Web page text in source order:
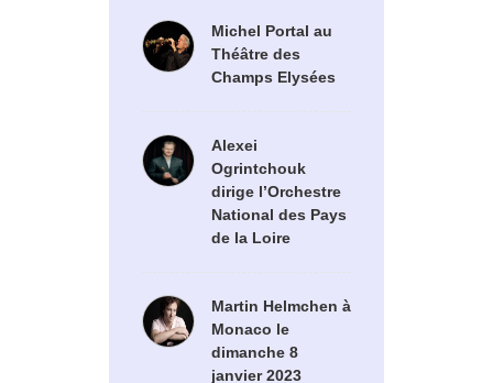
Michel Portal au
Théâtre des
Champs Elysées
Alexei
Ogrintchouk
dirige l’Orchestre
National des Pays
de la Loire
Martin Helmchen à
Monaco le
dimanche 8
janvier 2023